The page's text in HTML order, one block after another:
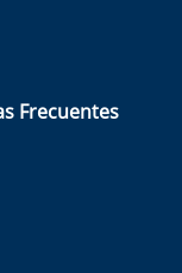
Frecuentes